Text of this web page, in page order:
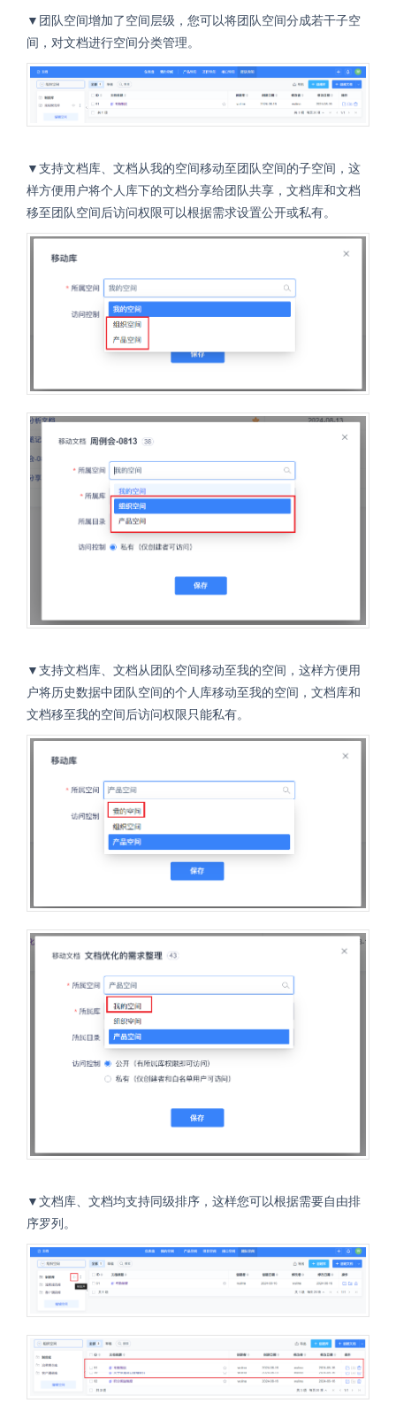
▼团队空间增加了空间层级，您可以将团队空间分成若干子空
间，对文档进行空间分类管理。
▼支持文档库、文档从我的空间移动至团队空间的子空间，这
样方便用户将个人库下的文档分享给团队共享，文档库和文档
移至团队空间后访问权限可以根据需求设置公开或私有。
▼支持文档库、文档从团队空间移动至我的空间，这样方便用
户将历史数据中团队空间的个人库移动至我的空间，文档库和
文档移至我的空间后访问权限只能私有。
▼文档库、文档均支持同级排序，这样您可以根据需要自由排
序罗列。